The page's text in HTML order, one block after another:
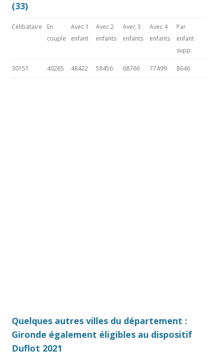
(33)
Célibataire
En
couple
Avec 1
enfant
Avec 2
enfants
Avec 3
enfants
Avec 4
enfants
Par
enfant
supp.
30151 40265 48422 58456 68766 77499 8646
Quelques autres villes du département :
Gironde également éligibles au dispositif
Duflot 2021